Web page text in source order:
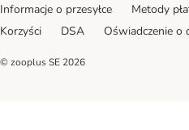
Informacje o przesyłce
Metody
Korzyści
DSA Oświadczenie o
© zooplus SE 2026